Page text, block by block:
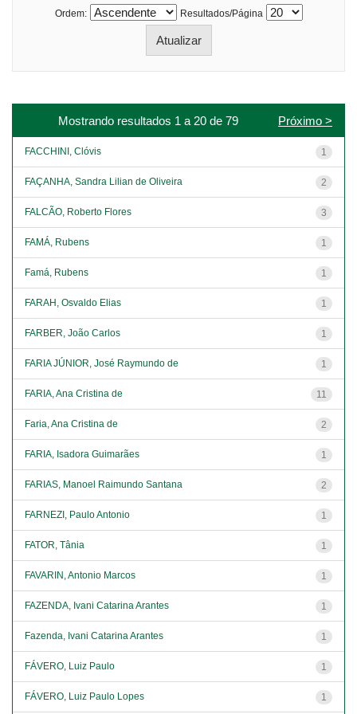
Ordem: Resultados/Página
Mostrando resultados 1 a 20 de 79 Próximo >
FACCHINI, Clóvis 1
FAÇANHA, Sandra Lilian de Oliveira 2
FALCÃO, Roberto Flores 3
FAMÁ, Rubens 1
Famá, Rubens 1
FARAH, Osvaldo Elias 1
FARBER, João Carlos 1
FARIA JÚNIOR, José Raymundo de 1
FARIA, Ana Cristina de 11
Faria, Ana Cristina de 2
FARIA, Isadora Guimarães 1
FARIAS, Manoel Raimundo Santana 2
FARNEZI, Paulo Antonio 1
FATOR, Tânia 1
FAVARIN, Antonio Marcos 1
FAZENDA, Ivani Catarina Arantes 1
Fazenda, Ivani Catarina Arantes 1
FÁVERO, Luiz Paulo 1
FÁVERO, Luiz Paulo Lopes 1